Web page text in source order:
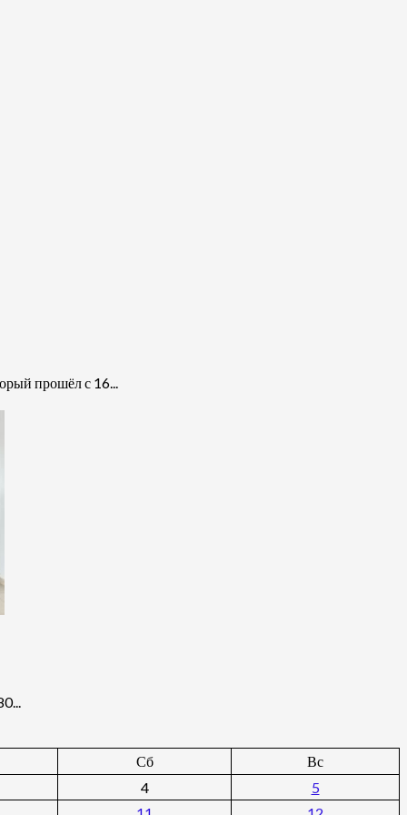
прошёл с 16...
Сб
Вс
4
5